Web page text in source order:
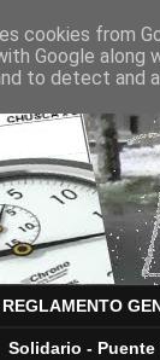
REGLAMENTO
Solidario - Puente
cookies from
Google
to detect and